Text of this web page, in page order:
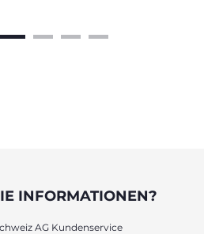
INFORMATIONEN?
AG Kundenservice